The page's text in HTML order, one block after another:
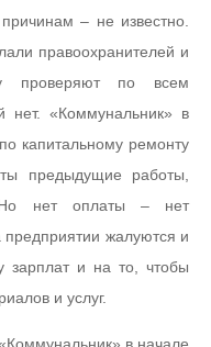
– не известно.
правоохранителей и
проверяют по всем
нет. «Коммунальник» в
капитальному ремонту
предыдущие работы,
Но нет оплаты – нет
жалуются и
зарплат и на то, чтобы
и услуг.
в начале